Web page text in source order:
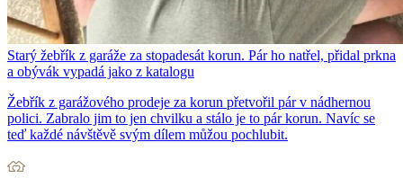
Starý žebřík z garáže za stopadesát korun. Pár ho natřel, přidal prkna
a obývák vypadá jako z katalogu
Žebřík z garážového prodeje za korun přetvořil pár v nádhernou
polici. Zabralo jim to jen chvilku a stálo je to pár korun. Navíc se
teď každé návštěvě svým dílem můžou pochlubit.